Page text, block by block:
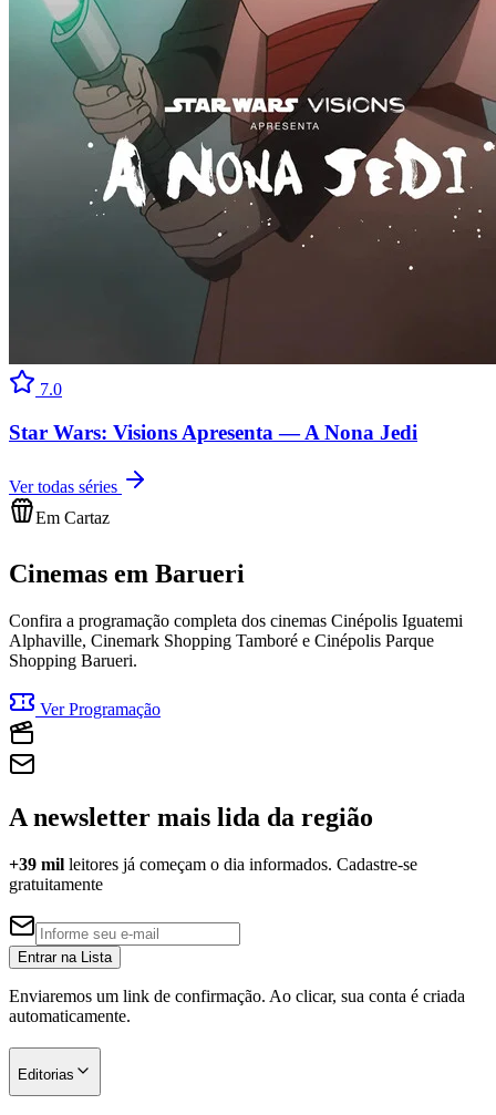
7.0
Star Wars: Visions Apresenta — A Nona Jedi
Ver todas séries
Em Cartaz
Cinemas em Barueri
Confira a programação completa dos cinemas Cinépolis Iguatemi
Alphaville, Cinemark Shopping Tamboré e Cinépolis Parque
Shopping Barueri.
Ver Programação
A newsletter mais lida da região
+39 mil leitores já começam o dia informados. Cadastre-se
gratuitamente
Entrar na Lista
Enviaremos um link de confirmação. Ao clicar, sua conta é criada
automaticamente.
Editorias